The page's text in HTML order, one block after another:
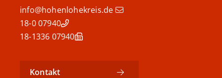
info@hohenlohekreis.de
07940 18-0
07940 18-1336
Kontakt